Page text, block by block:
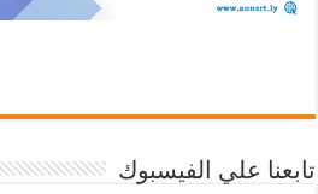
تابعنا علي الفيسبوك